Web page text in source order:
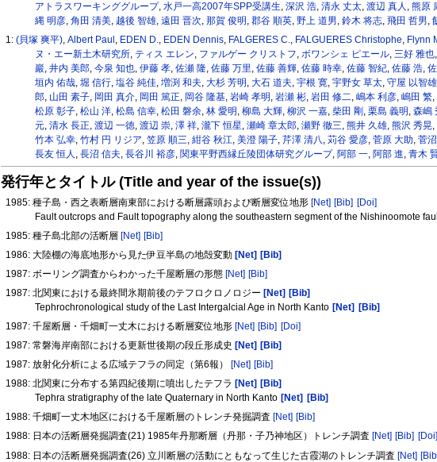
アトラスワーキンググループ, 水戸一高2007年SPP受講生, 深沢 浩, 清永 丈太, 渡辺 真人 , 熊原
縄 明彦, 角田 清美, 越後 智雄, 遠田 晋次, 那賀 俊明 , 郡谷 順英, 野上 道男, 鈴木 将志, 飛田 哲男,
1:(貝塚 爽平),Albert Paul , EDEN D., EDEN Dennis, FALGERES C., FALGUERES Christophe, Flynn
ヌ・エー新土木研究所, ティス エレン, ファルゲー クリストフ, ボワンシェ ピエール, 三好 雅也,
巖, 井内 美郎, 今泉 知也, 伊藤 孝, 佐瀬 隆, 佐藤 万里, 佐藤 善輝, 佐藤 時幸, 佐藤 智紀, 佐藤 浩,
垣内 佑哉, 堀 信行, 塩谷 純佳, 増渕 和夫, 大杉 芳明 , 大石 道夫, 宇根 寛, 宇野女 草太, 守屋 以智雄
郎, 山田 素子, 岡田 真介, 岡田 篤正, 岡谷 隆基, 岩崎 孝明 , 岩瀬 彬, 岩田 修二, 嶋本 利彦, 嶋田 繁,
松原 彰子, 松山 洋, 松島 信幸, 松田 磐余, 林 愛明 , 柳島 大輝, 柳沢 一嘉, 柴田 剛 , 栗島 義明 , 森嶋
元, 清水 長正, 渡辺 一徳, 渡辺 崇, 澤 祥, 瀧下 恒星, 瀬崎 章太郎, 瀬野 徹三, 熊井 久雄, 熊沢 秀晃,
竹本 弘幸, 竹村 円 リジア, 笠原 順三, 紺谷 秋江, 美澄 陽子, 芹澤 清八, 苅谷 愛彦, 菅原 大助, 菅
長友 恒人 , 長沼 信夫, 長谷川 裕彦, 関東平野西縁丘陵団体研究グループ, 阿部 一, 阿部 進, 青木
発行年とタイトル (Title and year of the issue(s))
1985: 種子島・西之表断層南東部における断層露頭および断層変位地形 [Net] [Bib] [Doi]
Fault outcrops and Fault topography along the southeastern segment of the Nishinoomote
1985: 種子島北部の活断層 [Net] [Bib]
1986: 大陸棚の海底地形から見た伊豆半島の地殻変動 [Net] [Bib]
1987: ボーリング調査からわかった千屋断層の形態 [Net] [Bib]
1987: 北関東における最終間氷期前後のテフロクロノロジー [Net] [Bib]
Tephrochronological study of the Last Intergalcial Age in North Kanto [Net]
[Bib]
1987: 千屋断層・千畑町一丈木における断層変位地形 [Net] [Bib] [Doi]
1987: 常磐海岸南部における更新世後期の段丘形成史 [Net] [Bib]
1987: 放射化分析による広域テフラの同定（第6報） [Net] [Bib]
1988: 北関東に分布する第四紀後期に噴出したテフラ [Net] [Bib]
Tephra stratigraphy of the late Quaternary in North Kanto [Net]
[Bib]
1988: 千畑町一丈木地区における千屋断層のトレンチ発掘調査 [Net] [Bib]
1988: 日本の活断層発掘調査(21) 1985年丹那断層（丹那・子乃神地区）トレンチ調査 [Net] [Bib] [Doi]
1988: 日本の活断層発掘調査(26) 立川断層の活動にともなって生じた古霞湖のトレンチ調査[Net]